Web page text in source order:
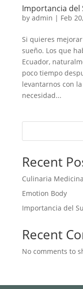
Importancia del
by admin | Feb
Si quieres
sueño. Los que
Ecuador,
poco tiempo
levantarnos con
necesidad...
Recent
Culinaria
Emotion Body
Importancia del
Recent
No comments to